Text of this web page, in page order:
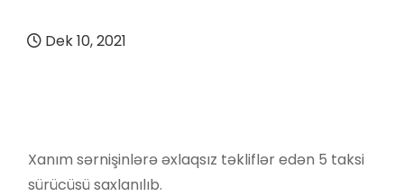
Dek 10, 2021
Xanım sərnişinlərə əxlaqsız təkliflər edən 5 taksi
sürücüsü saxlanılıb.